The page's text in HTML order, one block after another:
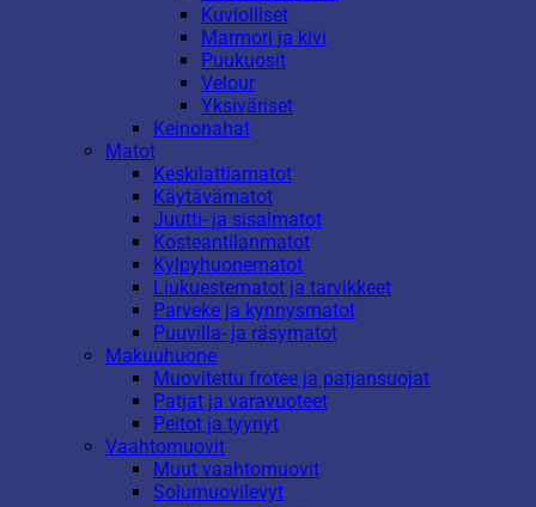
Kuviolliset
Marmori ja kivi
Puukuosit
Velour
Yksiväriset
Keinonahat
Matot
Keskilattiamatot
Käytävämatot
Juutti- ja sisalmatot
Kosteantilanmatot
Kylpyhuonematot
Liukuestematot ja tarvikkeet
Parveke ja kynnysmatot
Puuvilla- ja räsymatot
Makuuhuone
Muovitettu frotee ja patjansuojat
Patjat ja varavuoteet
Peitot ja tyynyt
Vaahtomuovit
Muut vaahtomuovit
Solumuovilevyt